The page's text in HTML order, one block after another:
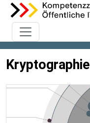
Kryptographie